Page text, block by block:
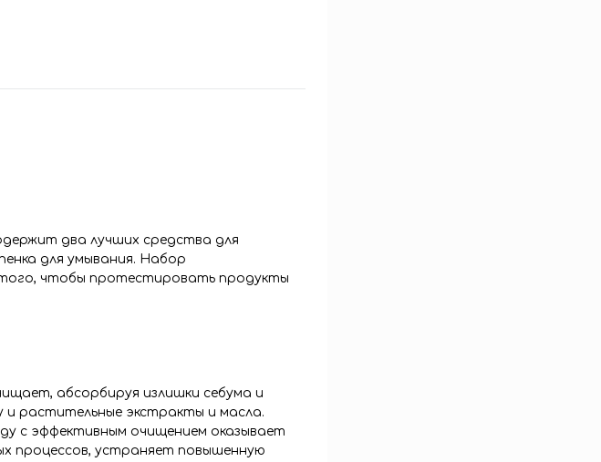
два лучших средства для
для умывания. Набор
того, чтобы протестировать продукты
абсорбируя излишки себума и
и растительные экстракты и масла.
с эффективным очищением оказывает
процессов, устраняет повышенную